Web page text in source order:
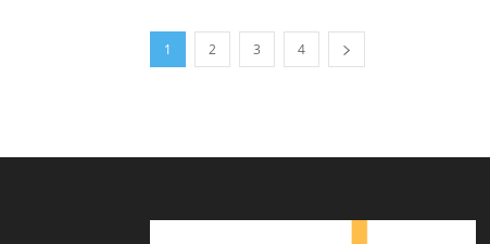
1 2 3 4